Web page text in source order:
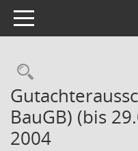
Toggle navigation
BauGB) (bis
2004